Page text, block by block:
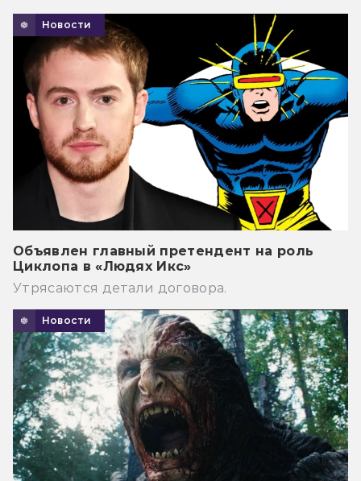
Новости
Объявлен главный претендент на роль
Циклопа в «Людях Икс»
Утрясаются детали договора.
Новости